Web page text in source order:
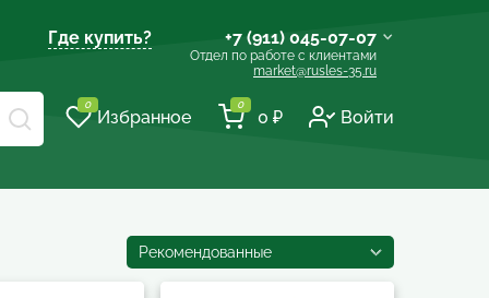
Где купить? +7 (911) 045-07-07
Отдел по работе с клиентами
market@rusles-35.ru
+7 (921) 238-17-99
develop@rusles-35.ru
0
Избранное
0
0 ₽ Войти
Рекомендованные